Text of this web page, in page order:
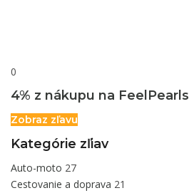
0
4% z nákupu na FeelPearls
Zobraz zľavu
Kategórie zľiav
Auto-moto 27
Cestovanie a doprava 21